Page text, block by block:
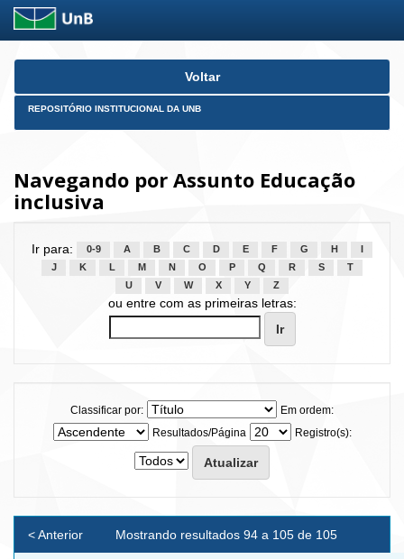
Skip
Voltar
REPOSITÓRIO INSTITUCIONAL DA UNB
Navegando por Assunto Educação
inclusiva
Ir para: 0-9 A B C D E F G H
J
K L M N O P Q R S
T
U
V W X Y Z
ou entre com as primeiras letras:
Classificar por:
Em ordem:
Resultados/Página
Registro(s):
Mostrando resultados 94 a 105 de 105
< Anterior